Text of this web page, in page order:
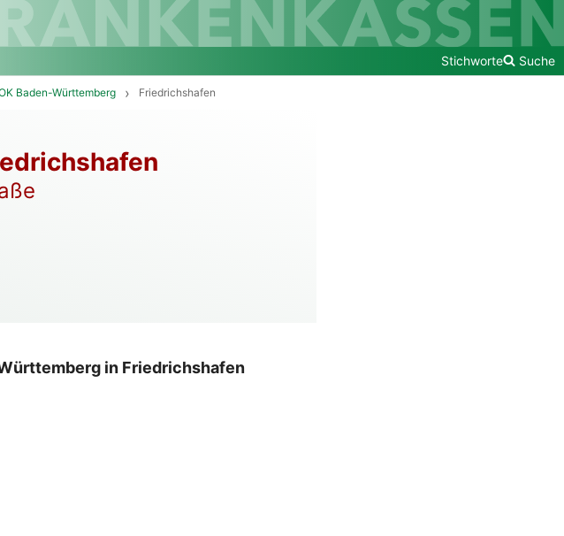
Stichworte Suche
Baden-Württemberg Friedrichshafen
in Friedrichshafen